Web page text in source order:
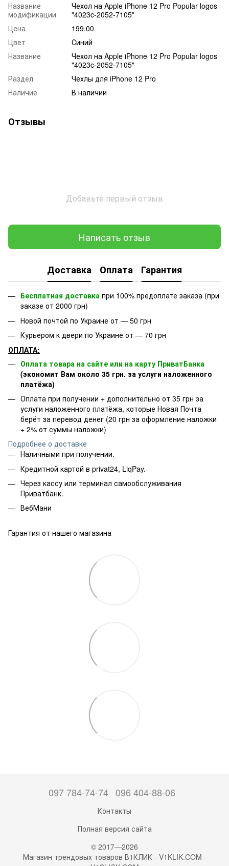
Название
модификации
Чехол на Apple iPhone 12 Pro Popular logos
"4023c-2052-7105"
Цена
199.00
Цвет
Синий
Название
Чехол на Apple iPhone 12 Pro Popular logos
"4023c-2052-7105"
Раздел
Чехлы для iPhone 12 Pro
Наличие
В наличии
Отзывы
Добавьте первый отзыв
Написать отзыв
Доставка Оплата Гарантия
Бесплатная доставка при 100% предоплате заказа (при
заказе от 2000 грн)
Новой почтой по Украине от — 50 грн
Курьером к двери по Украине от — 70 грн
ОПЛАТА:
Оплата товара на сайте или на карту ПриватБанка
(экономит Вам около 35 грн. за услуги наложенного
платёжа)
Оплата при получении + дополнительно от 35 грн за
услуги наложенного платёжа, которые Новая Почта
берёт за перевод денег (20 грн за оформление наложки
+ 2% от суммы наложки)
Подробнее о доставке
Наличными при получении.
Кредитной картой в privat24, LiqPay.
Через кассу или терминал самообслуживания
Приватбанк.
ВебМани
Гарантия от нашего магазина
097 784-74-74 096 404-88-06
Контакты
Полная версия сайта
© 2017—2026
Магазин трендовых товаров В1КЛИК - V1KLIK.COM -